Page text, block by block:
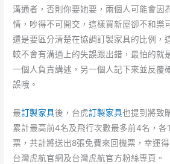
溝通者，否則你要她要，兩個人可能會因
情，吵得不可開交，這樣買新屋卻不和樂
還是要區分清楚在協調訂製家具的比例，
較不會有溝通上的失誤跟出錯，最怕的就
一個人負責講述，另一個人記下來並反覆
誤哦。
最訂製家具後，台虎訂製家具也提到將致
累計最高前4名及飛行次數最多前4名，各
票，共計將送出8張免費來回機票，幸運
台灣虎航官網及台灣虎航官方粉絲專頁。